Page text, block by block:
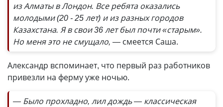
из Алматы в Лондон. Все ребята оказались
молодыми (20 - 25 лет) и из разных городов
Казахстана. Я в свои 36 лет был почти «старым».
Но меня это не смущало, — смеется Саша.
Александр вспоминает, что первый раз работников
привезли на ферму уже ночью.
— Было прохладно, лил дождь — классическая